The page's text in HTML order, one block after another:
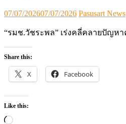
Posted
07/07/202607/07/2026 Author
Pasusart News
“รมช.วัชระพล” เร่งคลี่คลายปัญห
Share this:
X Facebook
Like this:
Loading…